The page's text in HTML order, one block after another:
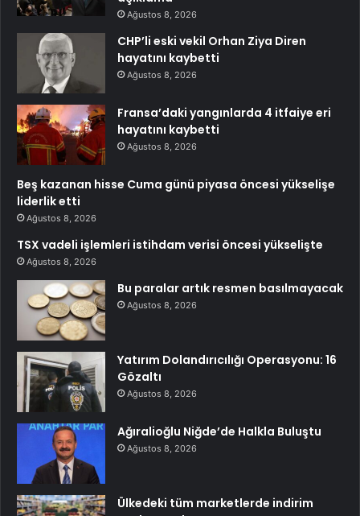
Ağustos 8, 2026
CHP’li eski vekil Orhan Ziya Diren
hayatını kaybetti
Ağustos 8, 2026
Fransa’daki yangınlarda 4 itfaiye eri
hayatını kaybetti
Ağustos 8, 2026
Beş kazanan hisse Cuma günü piyasa öncesi yükselişe
liderlik etti
Ağustos 8, 2026
TSX vadeli işlemleri istihdam verisi öncesi yükselişte
Ağustos 8, 2026
Bu paralar artık resmen basılmayacak
Ağustos 8, 2026
Yatırım Dolandırıcılığı Operasyonu: 16
Gözaltı
Ağustos 8, 2026
Ağıralioğlu Niğde’de Halkla Buluştu
Ağustos 8, 2026
Ülkedeki tüm marketlerde indirim